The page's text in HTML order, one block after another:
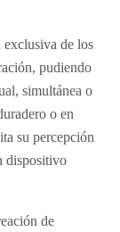
de los
pudiendo
simultánea o
o en
su percepción
dispositivo
de